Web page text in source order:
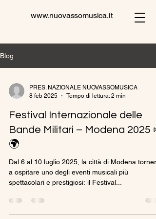
www.nuovassomusica.it
Blog
PRES. NAZIONALE NUOVASSOMUSICA
8 feb 2025
Tempo di lettura: 2 min
Festival Internazionale delle
Bande Militari – Modena 2025
🌍
Dal 6 al 10 luglio 2025, la città di Modena tornerà
a ospitare uno degli eventi musicali più
spettacolari e prestigiosi: il Festival...